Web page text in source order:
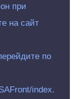
при
на сайт
по
index.